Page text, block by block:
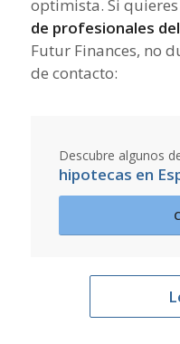
optimista. Si quieres
de profesionales
Futur Finances, no
de contacto:
Descubre algunos
hipotecas en